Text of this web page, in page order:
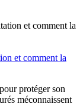
et comment la
protéger son
méconnaissent